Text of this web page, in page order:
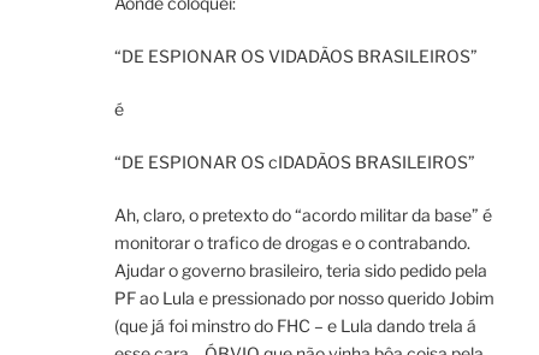
“DE ESPIONAR OS VIDADÃOS BRASILEIROS”
é
“DE ESPIONAR OS cIDADÃOS BRASILEIROS”
Ah, claro, o pretexto do “acordo militar da base” é
monitorar o trafico de drogas e o contrabando.
Ajudar o governo brasileiro, teria sido pedido pela
PF ao Lula e pressionado por nosso querido Jobim
(que já foi minstro do FHC – e Lula dando trela á